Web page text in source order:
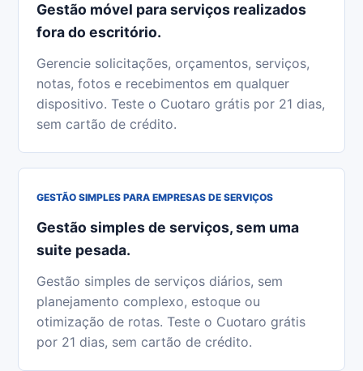
Gestão móvel para serviços realizados
fora do escritório.
Gerencie solicitações, orçamentos, serviços,
notas, fotos e recebimentos em qualquer
dispositivo. Teste o Cuotaro grátis por 21 dias,
sem cartão de crédito.
GESTÃO SIMPLES PARA EMPRESAS DE SERVIÇOS
Gestão simples de serviços, sem uma
suite pesada.
Gestão simples de serviços diários, sem
planejamento complexo, estoque ou
otimização de rotas. Teste o Cuotaro grátis
por 21 dias, sem cartão de crédito.